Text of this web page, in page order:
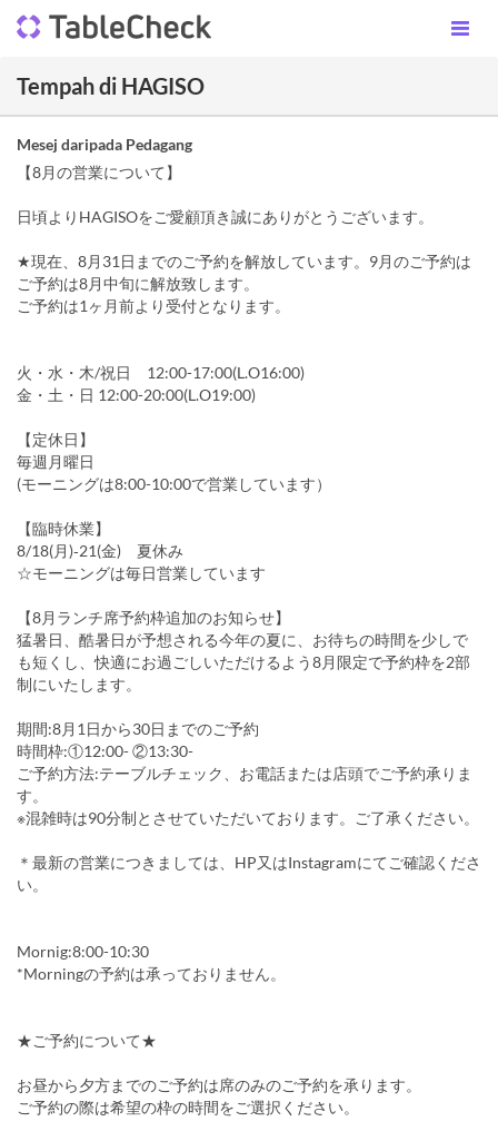
Tempah di HAGISO
Mesej daripada Pedagang
【8月の営業について】
日頃よりHAGISOをご愛顧頂き誠にありがとうございます。
★現在、8月31日までのご予約を解放しています。9月のご予約は
ご予約は8月中旬に解放致します。
ご予約は1ヶ月前より受付となります。
火・水・木/祝日 12:00-17:00(L.O16:00)
金・土・日 12:00-20:00(L.O19:00)
【定休日】
毎週月曜日
(モーニングは8:00-10:00で営業しています）
【臨時休業】
8/18(月)‐21(金) 夏休み
☆モーニングは毎日営業しています
【8月ランチ席予約枠追加のお知らせ】
猛暑日、酷暑日が予想される今年の夏に、お待ちの時間を少しで
も短くし、快適にお過ごしいただけるよう8月限定で予約枠を2部
制にいたします。
期間:8月1日から30日までのご予約
時間枠:①12:00- ②13:30-
ご予約方法:テーブルチェック、お電話または店頭でご予約承りま
す。
※混雑時は90分制とさせていただいております。ご了承ください。
＊最新の営業につきましては、HP又はInstagramにてご確認くださ
い。
Mornig:8:00-10:30
*Morningの予約は承っておりません。
★ご予約について★
お昼から夕方までのご予約は席のみのご予約を承ります。
ご予約の際は希望の枠の時間をご選択ください。